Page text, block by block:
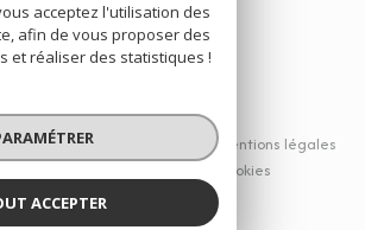
2026 | Tous droits réservés
Nos honoraires
Mentions légales
Cookies
par :
acceptez l'utilisation des
afin de vous proposer des
et réaliser des statistiques !
ACCEPTER